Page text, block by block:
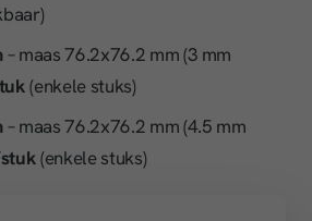
– maas 76.2x76.2 mm (3 mm
(enkele stuks)
– maas 76.2x76.2 mm (4.5 mm
(enkele stuks)